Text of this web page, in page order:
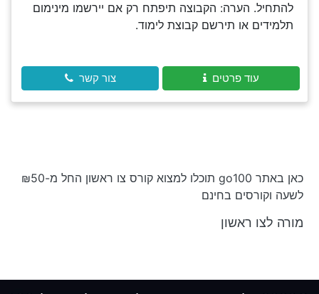
להתחיל. הערה: הקבוצה תיפתח רק אם יירשמו מינימום
תלמידים או תירשם קבוצת לימוד.
עוד פרטים צור קשר
כאן באתר go100 תוכלו למצוא קורס צו ראשון החל מ-₪50
לשעה וקורסים בחינם
מורה לצו ראשון